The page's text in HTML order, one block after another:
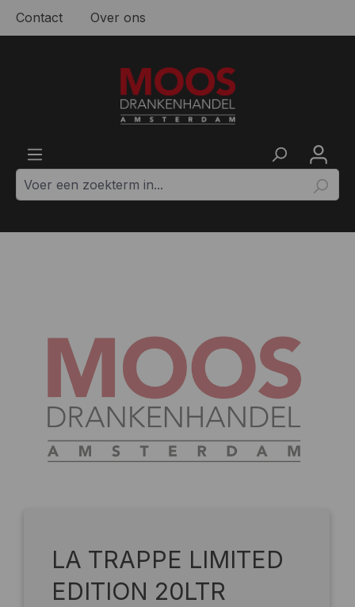
Ga naar de hoofdinhoud
Contact Over ons
LA TRAPPE LIMITED
EDITION 20LTR